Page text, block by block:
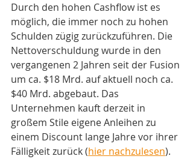
Durch den hohen Cashflow ist es
möglich, die immer noch zu hohen
Schulden zügig zurückzuführen. Die
Nettoverschuldung wurde in den
vergangenen 2 Jahren seit der Fusion
um ca. $18 Mrd. auf aktuell noch ca.
$40 Mrd. abgebaut. Das
Unternehmen kauft derzeit in
großem Stile eigene Anleihen zu
einem Discount lange Jahre vor ihrer
Fälligkeit zurück (hier nachzulesen).